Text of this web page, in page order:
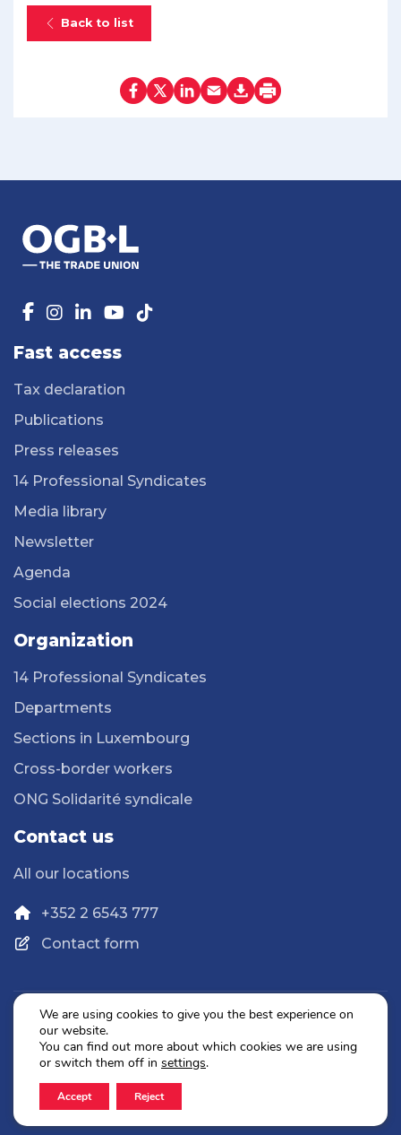
Back to list
Fast access
Tax declaration
Publications
Press releases
14 Professional Syndicates
Media library
Newsletter
Agenda
Social elections 2024
Organization
14 Professional Syndicates
Departments
Sections in Luxembourg
Cross-border workers
ONG Solidarité syndicale
Contact us
All our locations
+352 2 6543 777
Contact form
Legal Notice
2026 © OGBL. All rights reserved.
We are using cookies to give you the best experience on
our website.
You can find out more about which cookies we are using
or switch them off in settings.
Accept Reject